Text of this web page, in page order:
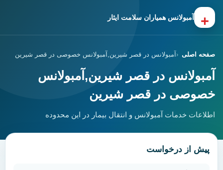
+ آمبولانس همیاران سلامت ایثار
صفحه اصلی آمبولانس در قصر شیرین,آمبولانس خصوصی در قصر شیرین
آمبولانس در قصر شیرین,آمبولانس
خصوصی در قصر شیرین
اطلاعات خدمات آمبولانس و انتقال بیمار در این محدوده
پیش از درخواست